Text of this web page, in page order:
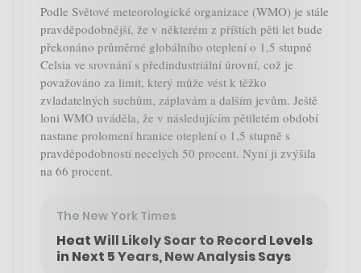
Podle Světové meteorologické organizace (WMO) je stále
pravděpodobnější, že v některém z příštích pěti let bude
překonáno průměrné globálního oteplení o 1,5 stupně
Celsia ve srovnání s předindustriální úrovní, což je
považováno za limit, který může vést k těžko
zvladatelných suchům, záplavám a dalším jevům. Ještě
loni WMO uváděla, že v následujícím pětiletém období
nastane prolomení hranice oteplení o 1,5 stupně s
pravděpodobností necelých 50 procent. Nyní ji zvýšila
na 66 procent.
The New York Times
Heat Will Likely Soar to Record Levels
in Next 5 Years, New Analysis Says